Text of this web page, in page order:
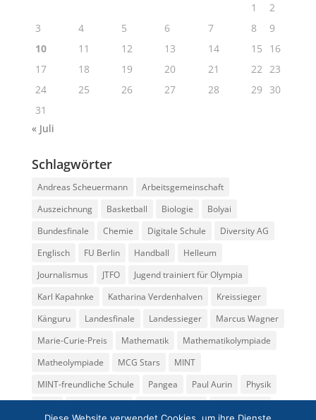
1
2
3
4 5 6 7 8
9
10
11 12 13 14 15
16
17
18 19 20 21 22 23
24
25 26 27 28 29
30
31
« Juli
Schlagwörter
Andreas Scheuermann
Arbeitsgemeinschaft
Auszeichnung
Basketball Biologie
Bolyai
Bundesfinale
Chemie Digitale Schule
Diversity AG
Englisch
FU Berlin Handball
Helleum
Journalismus
JTFO
Jugend trainiert für Olympia
Karl Kapahnke
Katharina Verdenhalven
Kreissieger
Känguru
Landesfinale Landessieger
Marcus Wagner
Marie-Curie-Preis
Mathematik
Mathematikolympiade
Matheolympiade
MCG Stars
MINT
MINT-freundliche Schule
Pangea Paul Aurin
Physik